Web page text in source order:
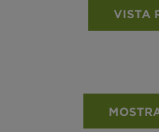
VISTA